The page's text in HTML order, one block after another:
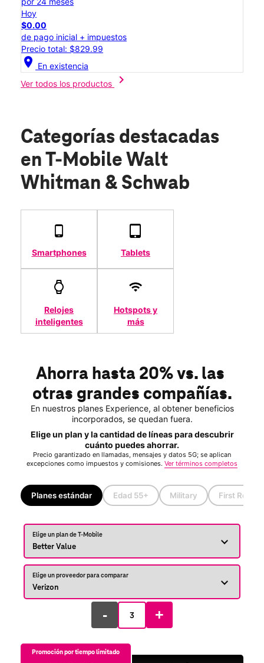
Hoy
$0.00
de pago inicial + impuestos
Precio total: $829.99
location_on En existencia
Ver todos los productos
chevron_right
Categorías destacadas
en T-Mobile Walt
Whitman & Schwab
Smartphones Tablets
Relojes
inteligentes
Hotspots y
más